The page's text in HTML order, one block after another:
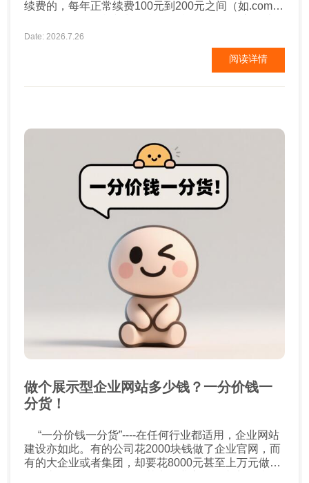
续费的，每年正常续费100元到200元之间（如.com
第二、空间 空间也称之为服务器，这个要看企业网站
的类型了，需求量有多少，配置也需要考虑，费用多
少不一，不过一般正常的企业网站，空间费用差不多
Date: 2026.7.26
阅读详情
做个展示型企业网站多少钱？一分价钱一
分货！
“一分价钱一分货”----在任何行业都适用，企业网站
建设亦如此。有的公司花2000块钱做了企业官网，而
有的大企业或者集团，却要花8000元甚至上万元做官